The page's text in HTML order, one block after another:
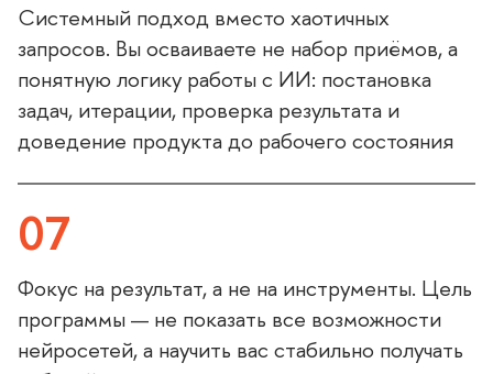
Системный подход вместо хаотичных
запросов. Вы осваиваете не набор приёмов, а
понятную логику работы с ИИ: постановка
задач, итерации, проверка результата и
доведение продукта до рабочего состояния
07
Фокус на результат, а не на инструменты. Цель
программы — не показать все возможности
нейросетей, а научить вас стабильно получать